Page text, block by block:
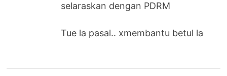
selaraskan dengan PDRM
Tue la pasal.. xmembantu betul la